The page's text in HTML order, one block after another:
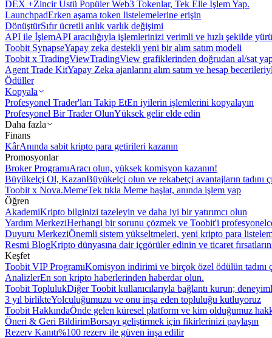
DEX +Zincir Üstü Popüler Web3 Tokenlar, Tek Elle İşlem Yap.
LaunchpadErken aşama token listelemelerine erişin
DönüştürSıfır ücretli anlık varlık değişimi
API ile İşlemAPI aracılığıyla işlemlerinizi verimli ve hızlı şekilde
Toobit SynapseYapay zeka destekli yeni bir alım satım modeli
Toobit x TradingViewTradingView grafiklerinden doğrudan al/sat
Agent Trade KitYapay Zeka ajanlarını alım satım ve hesap
Ödüller
Kopyala
Profesyonel Trader'ları Takip EtEn iyilerin işlemlerini kopyalayın
Profesyonel Bir Trader OlunYüksek gelir elde edin
Daha fazla
Finans
KârAnında sabit kripto para getirileri kazanın
Promosyonlar
Broker ProgramıAracı olun, yüksek komisyon kazanın!
Büyükelçi Ol, KazanBüyükelçi olun ve rekabetçi avantajların tadını
Toobit x Nova.MemeTek tıkla Meme başlat, anında işlem yap
Öğren
AkademiKripto bilginizi tazeleyin ve daha iyi bir yatırımcı olun
Yardım MerkeziHerhangi bir sorunu çözmek ve Toobit'i
Duyuru MerkeziÖnemli sistem yükseltmeleri, yeni kripto para
Resmi BlogKripto dünyasına dair içgörüler edinin ve ticaret
Keşfet
Toobit VIP ProgramıKomisyon indirimi ve birçok özel ödülün tadını
AnalizlerEn son kripto haberlerinden haberdar olun.
Toobit ToplulukDiğer Toobit kullanıcılarıyla bağlantı kurun;
3 yıl birlikteYolculuğumuzu ve onu inşa eden topluluğu kutluyoruz
Toobit HakkındaÖnde gelen küresel platform ve kim olduğumuz
Öneri & Geri BildirimBorsayı geliştirmek için fikirlerinizi paylaşın
Rezerv Kanıtı%100 rezerv ile güven inşa edilir